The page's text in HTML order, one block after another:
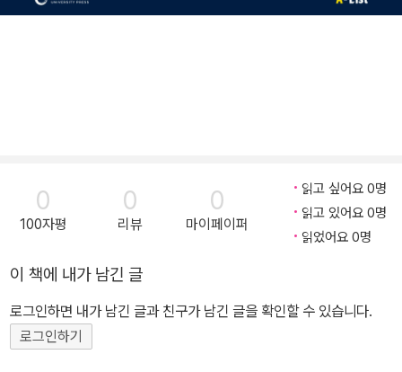
0
100자평
0
리뷰
0
마이페이퍼
읽고 싶어요 0명
읽고 있어요 0명
읽었어요 0명
이 책에 내가 남긴 글
로그인하면 내가 남긴 글과 친구가 남긴 글을 확인할 수 있습니다.
로그인하기